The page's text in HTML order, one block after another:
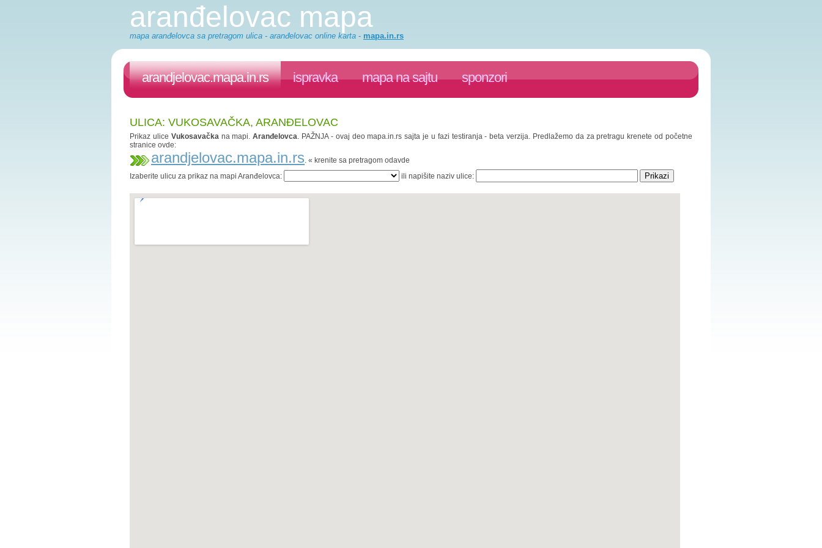
aranđelovac mapa
mapa aranđelovca sa pretragom ulica - aranđelovac online karta - mapa.in.rs
arandjelovac.mapa.in.rs ispravka mapa na sajtu sponzori
ULICA: VUKOSAVAČKA, ARANĐELOVAC
Prikaz ulice Vukosavačkana mapi.Aranđelovca. PAŽNJA - ovaj deo mapa.in.rs sajta je u fazi testiranja - beta verzija. Predlažemo da za pretragu krenete od početne
stranice ovde:
arandjelovac.mapa.in.rs. « krenite sa pretragom odavde
Izaberite ulicu za prikaz na mapi Aranđelovca:
ili napišite naziv ulice: